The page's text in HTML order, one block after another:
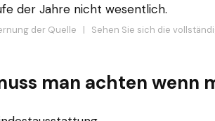
der Jahre nicht wesentlich.
der Quelle Sehen Sie sich die
man achten wenn